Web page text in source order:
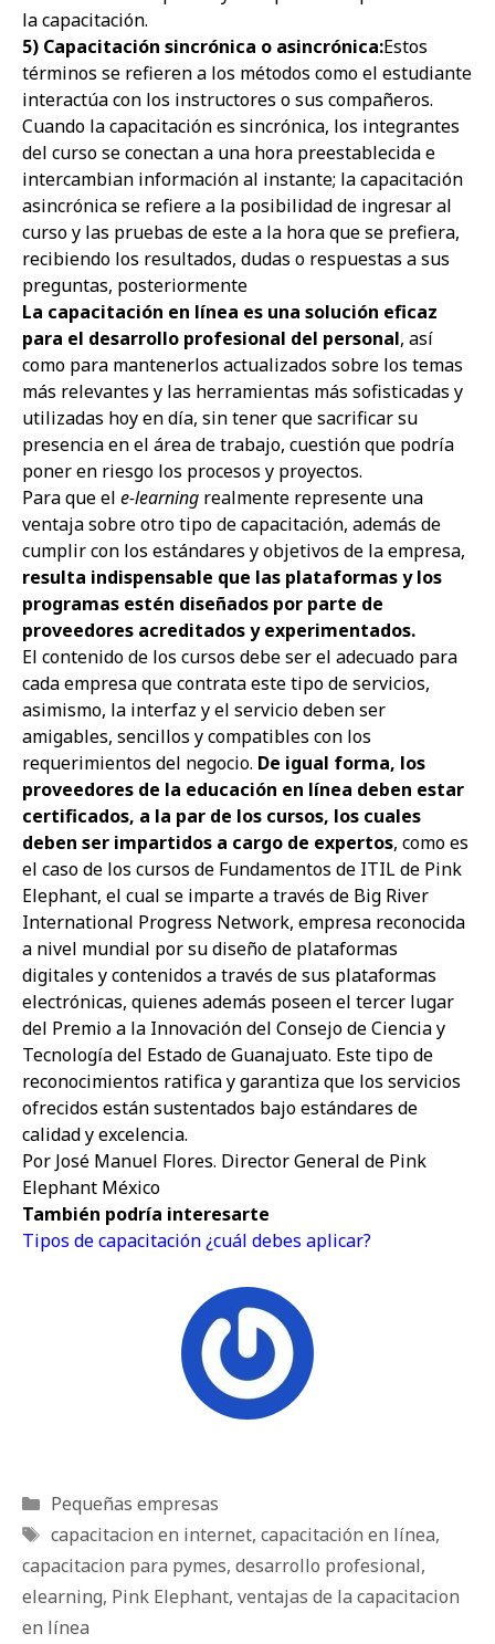
la capacitación.
5) Capacitación sincrónica o asincrónica:Estos
términos se refieren a los métodos como el estudiante
interactúa con los instructores o sus compañeros.
Cuando la capacitación es sincrónica, los integrantes
del curso se conectan a una hora preestablecida e
intercambian información al instante; la capacitación
asincrónica se refiere a la posibilidad de ingresar al
curso y las pruebas de este a la hora que se prefiera,
recibiendo los resultados, dudas o respuestas a sus
preguntas, posteriormente
La capacitación en línea es una solución eficaz
para el desarrollo profesional del personal, así
como para mantenerlos actualizados sobre los temas
más relevantes y las herramientas más sofisticadas y
utilizadas hoy en día, sin tener que sacrificar su
presencia en el área de trabajo, cuestión que podría
poner en riesgo los procesos y proyectos.
Para que el e-learning realmente represente una
ventaja sobre otro tipo de capacitación, además de
cumplir con los estándares y objetivos de la empresa,
resulta indispensable que las plataformas y los
programas estén diseñados por parte de
proveedores acreditados y experimentados.
El contenido de los cursos debe ser el adecuado para
cada empresa que contrata este tipo de servicios,
asimismo, la interfaz y el servicio deben ser
amigables, sencillos y compatibles con los
requerimientos del negocio. De igual forma, los
proveedores de la educación en línea deben estar
certificados, a la par de los cursos, los cuales
deben ser impartidos a cargo de expertos, como es
el caso de los cursos de Fundamentos de ITIL de Pink
Elephant, el cual se imparte a través de Big River
International Progress Network, empresa reconocida
a nivel mundial por su diseño de plataformas
digitales y contenidos a través de sus plataformas
electrónicas, quienes además poseen el tercer lugar
del Premio a la Innovación del Consejo de Ciencia y
Tecnología del Estado de Guanajuato. Este tipo de
reconocimientos ratifica y garantiza que los servicios
ofrecidos están sustentados bajo estándares de
calidad y excelencia.
Por José Manuel Flores. Director General de Pink
Elephant México
También podría interesarte
Tipos de capacitación ¿cuál debes aplicar?
Categorías
Pequeñas empresas
Etiquetas
capacitacion en internet, capacitación en línea,
capacitacion para pymes, desarrollo profesional,
elearning, Pink Elephant, ventajas de la capacitacion
en línea